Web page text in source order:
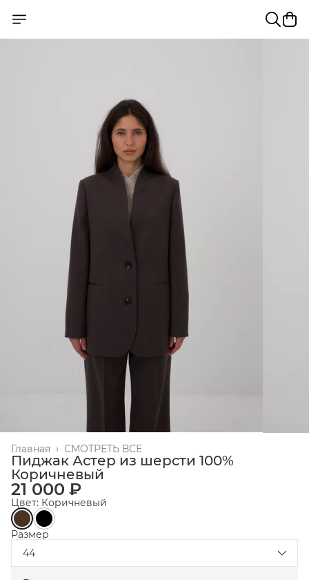
СМОТРЕТЬ ВСЕ
Главная ›
Пиджак Астер из шерсти 100%
Коричневый
21 000 ₽
Цвет: Коричневый
Размер
44